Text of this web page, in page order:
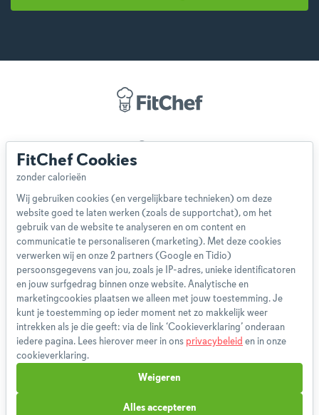
Over ons
Blog
Disclaimer
Gebruikersvoorwaarden
Methodologie
Privacybeleid
Cookieverklaring
Betaalmethoden
Klachtenprocedure
Bestelling herroepen
Boeken
FAQ
FitChef Cookies
Wij gebruiken cookies (en vergelijkbare technieken) om deze
website goed te laten werken (zoals de supportchat), om het
gebruik van de website te analyseren en om content en
communicatie te personaliseren (marketing). Met deze cookies
verwerken wij en onze 2 partners (Google en Tidio)
persoonsgegevens van jou, zoals je IP-adres, unieke identificatoren
en jouw surfgedrag binnen onze website. Analytische en
marketingcookies plaatsen we alleen met jouw toestemming. Je
kunt je toestemming op ieder moment net zo makkelijk weer
intrekken als je die geeft: via de link ‘Cookieverklaring’ onderaan
iedere pagina. Lees hierover meer in ons privacybeleid en in onze
cookieverklaring.
Weigeren
Alles accepteren